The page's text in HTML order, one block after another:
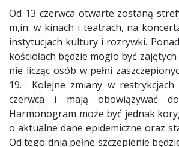
Od 13 czerwca otwarte zostaną
m,in. w kinach i teatrach, na
instytucjach kultury i rozrywki.
kościołach będzie mogło być
nie licząc osób w pełni
19. Kolejne zmiany w restrykcjach
czerwca i mają obowiązywać
Harmonogram może być jednak
o aktualne dane epidemiczne oraz
Od tego dnia pełne szczepienie